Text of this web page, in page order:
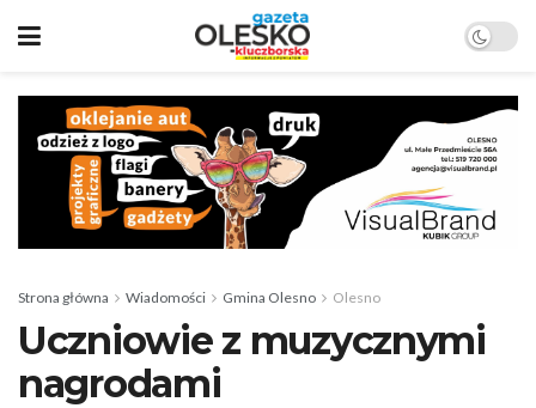
Strona główna Wiadomości Gmina Olesno Olesno
Uczniowie z muzycznymi
nagrodami